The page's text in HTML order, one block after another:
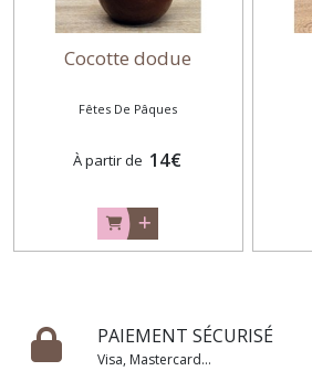
Cocotte dodue
Fêtes De Pâques
À partir de 14€
PAIEMENT SÉCURISÉ
Visa, Mastercard...